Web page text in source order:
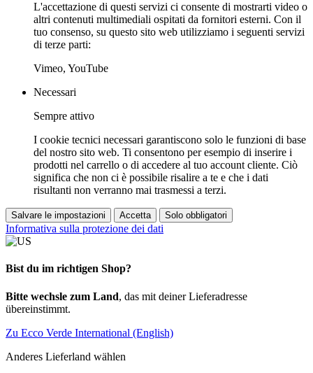
L'accettazione di questi servizi ci consente di mostrarti video o
altri contenuti multimediali ospitati da fornitori esterni. Con il
tuo consenso, su questo sito web utilizziamo i seguenti servizi
di terze parti:
Vimeo, YouTube
Necessari
Sempre attivo
I cookie tecnici necessari garantiscono solo le funzioni di base
del nostro sito web. Ti consentono per esempio di inserire i
prodotti nel carrello o di accedere al tuo account cliente. Ciò
significa che non ci è possibile risalire a te e che i dati
risultanti non verranno mai trasmessi a terzi.
Salvare le impostazioni Accetta Solo obbligatori
Informativa sulla protezione dei dati
Bist du im richtigen Shop?
Bitte wechsle zum Land, das mit deiner Lieferadresse
übereinstimmt.
Zu Ecco Verde International (English)
Anderes Lieferland wählen